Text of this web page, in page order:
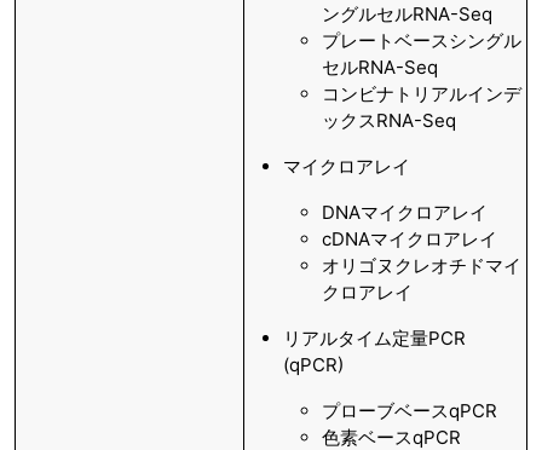
ングルセルRNA-Seq
プレートベースシングル
セルRNA-Seq
コンビナトリアルインデ
ックスRNA-Seq
マイクロアレイ
DNAマイクロアレイ
cDNAマイクロアレイ
オリゴヌクレオチドマイ
クロアレイ
リアルタイム定量PCR
(qPCR)
プローブベースqPCR
色素ベースqPCR